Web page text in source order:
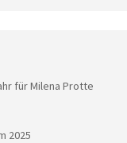
für Milena Protte
2025